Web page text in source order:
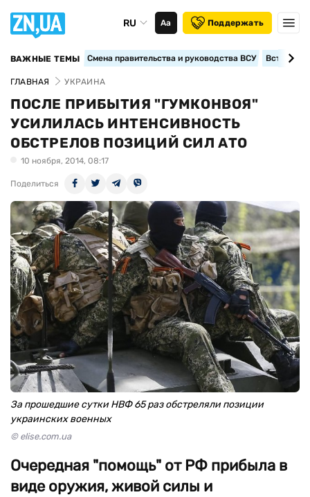
RU Аа Поддержать
ВАЖНЫЕ ТЕМЫ Смена правительства и руководства ВСУ
ГЛАВНАЯ УКРАИНА
ПОСЛЕ ПРИБЫТИЯ "ГУМКОНВОЯ"
УСИЛИЛАСЬ ИНТЕНСИВНОСТЬ
ОБСТРЕЛОВ ПОЗИЦИЙ СИЛ АТО
10 ноября, 2014, 08:17
Поделиться
За прошедшие сутки НВФ 65 раз обстреляли позиции
украинских военных
© elise.com.ua
Очередная "помощь" от РФ прибыла в
виде оружия, живой силы и